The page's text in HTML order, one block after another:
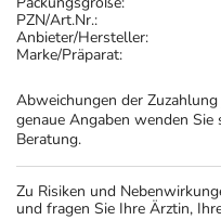
PZN/Art.Nr.:
Anbieter/Hersteller:
Marke/Präparat:
Abweichungen der
genaue Angaben wenden
Beratung.
Zu Risiken und
und fragen Sie Ihre Ärztin,